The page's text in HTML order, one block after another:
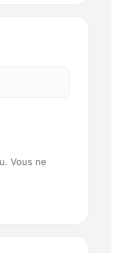
Vous ne